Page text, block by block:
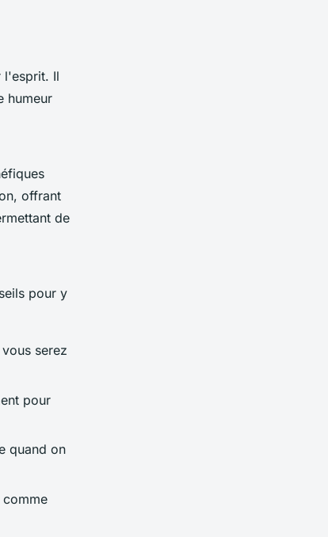
l'esprit. Il
humeur
offrant
de
pour y
serez
pour
quand on